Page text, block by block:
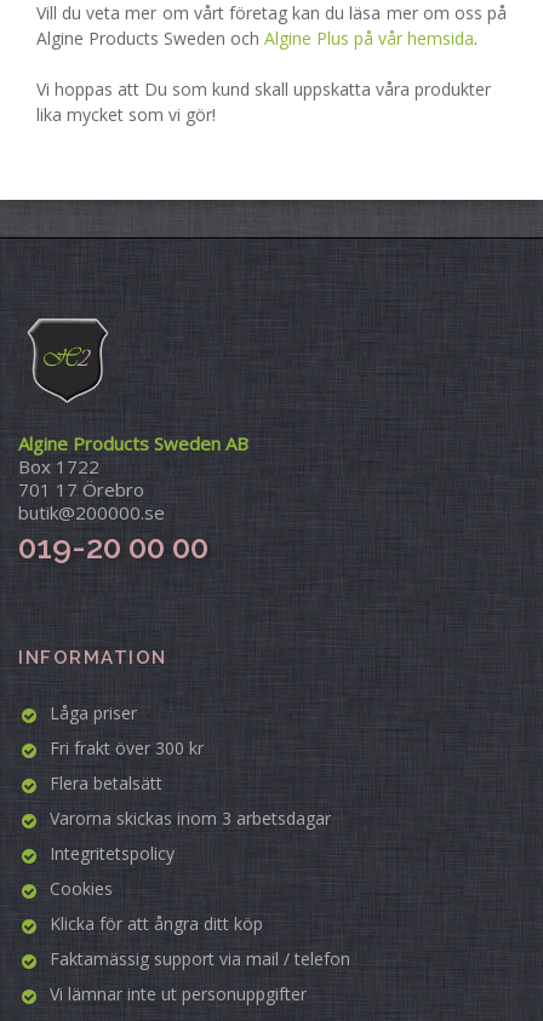
Vill du veta mer om vårt företag kan du läsa mer om oss på
Algine Products Sweden och Algine Plus på vår hemsida.
Vi hoppas att Du som kund skall uppskatta våra produkter
lika mycket som vi gör!
Algine Products Sweden AB
Box 1722
701 17 Örebro
butik@200000.se
019-20 00 00
INFORMATION
Låga priser
Fri frakt över 300 kr
Flera betalsätt
Varorna skickas inom 3 arbetsdagar
Integritetspolicy
Cookies
Klicka för att ångra ditt köp
Faktamässig support via mail / telefon
Vi lämnar inte ut personuppgifter